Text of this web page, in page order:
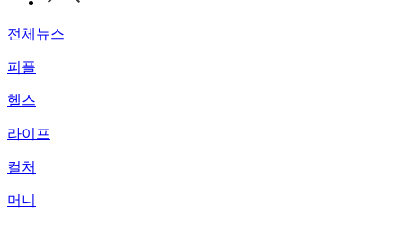
전체뉴스
피플
헬스
라이프
컬처
머니